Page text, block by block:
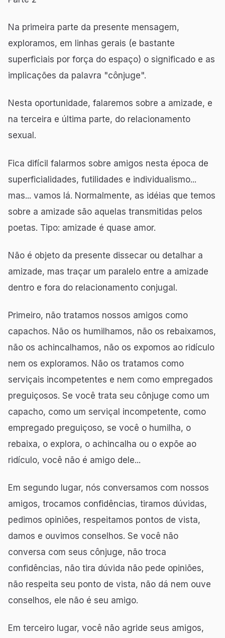
Na primeira parte da presente mensagem,
exploramos, em linhas gerais (e bastante
superficiais por força do espaço) o significado e as
implicações da palavra "cônjuge".
Nesta oportunidade, falaremos sobre a amizade, e
na terceira e última parte, do relacionamento
sexual.
Fica difícil falarmos sobre amigos nesta época de
superficialidades, futilidades e individualismo...
mas... vamos lá. Normalmente, as idéias que temos
sobre a amizade são aquelas transmitidas pelos
poetas. Tipo: amizade é quase amor.
Não é objeto da presente dissecar ou detalhar a
amizade, mas traçar um paralelo entre a amizade
dentro e fora do relacionamento conjugal.
Primeiro, não tratamos nossos amigos como
capachos. Não os humilhamos, não os rebaixamos,
não os achincalhamos, não os expomos ao ridículo
nem os exploramos. Não os tratamos como
serviçais incompetentes e nem como empregados
preguiçosos. Se você trata seu cônjuge como um
capacho, como um serviçal incompetente, como
empregado preguiçoso, se você o humilha, o
rebaixa, o explora, o achincalha ou o expõe ao
ridículo, você não é amigo dele...
Em segundo lugar, nós conversamos com nossos
amigos, trocamos confidências, tiramos dúvidas,
pedimos opiniões, respeitamos pontos de vista,
damos e ouvimos conselhos. Se você não
conversa com seus cônjuge, não troca
confidências, não tira dúvida não pede opiniões,
não respeita seu ponto de vista, não dá nem ouve
conselhos, ele não é seu amigo.
Em terceiro lugar, você não agride seus amigos,